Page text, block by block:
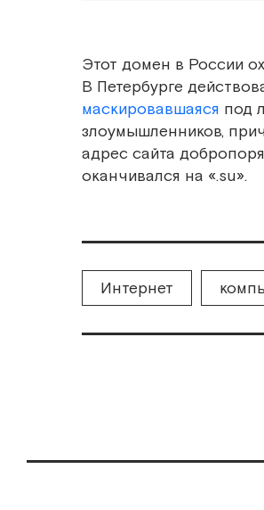
Этот домен в России
В Петербурге
маскировавшаяся под
злоумышленников,
адрес сайта
оканчивался на «.su».
Интернет